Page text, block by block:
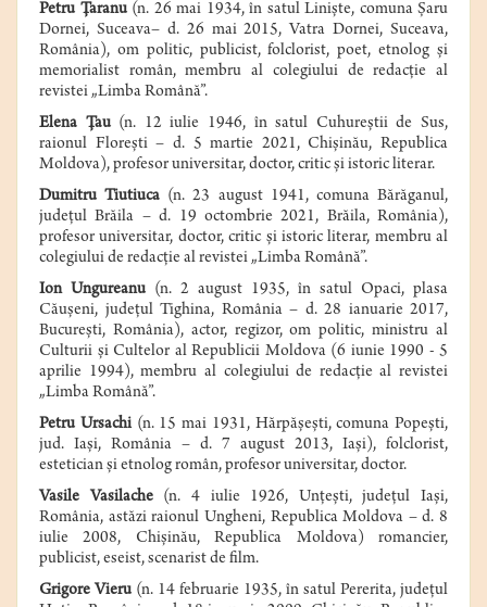
Petru Ţaranu(n. 26 mai 1934,în satul Linişte, comuna Şaru
Dornei, Suceava– d. 26 mai 2015, Vatra Dornei, Suceava,
România), om politic, publicist, folclorist, poet, etnolog şi
memorialist român, membru al colegiului de redacţie al
revistei „Limba Română”.
Elena Ţau(n. 12 iulie 1946, în satul Cuhureştii de Sus,
raionul Floreşti – d. 5 martie 2021, Chişinău, Republica
Moldova), profesor universitar, doctor, critic şi istoric literar.
Dumitru Tiutiuca (n. 23 august 1941, comuna Bărăganul,
judeţul Brăila – d. 19 octombrie 2021, Brăila, România),
profesor universitar, doctor, critic şi istoric literar, membru al
colegiului de redacţie al revistei „Limba Română”.
Ion Ungureanu (n. 2 august 1935, în satul Opaci, plasa
Căuşeni, judeţul Tighina, România– d. 28 ianuarie 2017,
Bucureşti, România), actor, regizor, om politic, ministru al
Culturii şi Cultelor al Republicii Moldova (6 iunie 1990 - 5
aprilie 1994), membru al colegiului de redacţie al revistei
„Limba Română”.
Petru Ursachi(n. 15 mai 1931, Hărpăşeşti,comuna Popeşti,
jud. Iaşi, România – d. 7 august 2013, Iaşi), folclorist,
estetician şi etnolog român, profesor universitar, doctor.
Vasile Vasilache(n. 4 iulie 1926, Unţeşti, judeţul Iaşi,
România, astăzi raionul Ungheni, Republica Moldova –d. 8
iulie 2008, Chişinău, Republica Moldova) romancier,
publicist, eseist, scenarist de film.
Grigore Vieru (n. 14 februarie 1935, în satul Pererita, judeţul